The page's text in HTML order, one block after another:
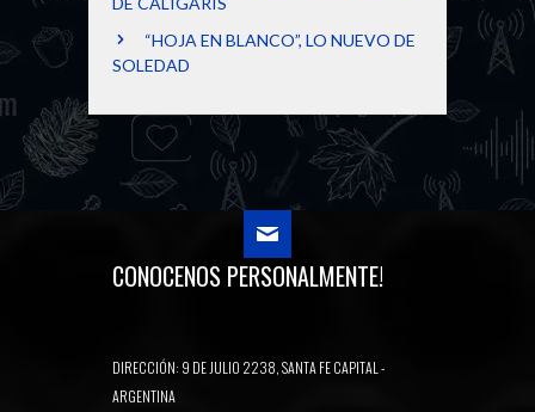
“HOJA EN BLANCO”, LO NUEVO DE
SOLEDAD
CONOCENOS PERSONALMENTE!
DIRECCIÓN: 9 DE JULIO 2238, SANTA FE CAPITAL -
ARGENTINA